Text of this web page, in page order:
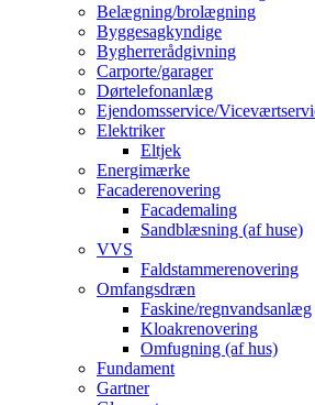
Belægning/brolægning
Byggesagkyndige
Bygherrerådgivning
Carporte/garager
Dørtelefonanlæg
Ejendomsservice/
Elektriker
Eltjek
Energimærke
Facaderenovering
Facademaling
Sandblæsning (af huse)
VVS
Faldstammerenovering
Omfangsdræn
Faskine/regnvandsanlæg
Kloakrenovering
Omfugning (af hus)
Fundament
Gartner